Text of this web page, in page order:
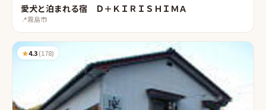
愛犬と泊まれる宿 Ｄ＋ＫＩＲＩＳＨＩＭＡ
📍霧島市
★4.3(178)